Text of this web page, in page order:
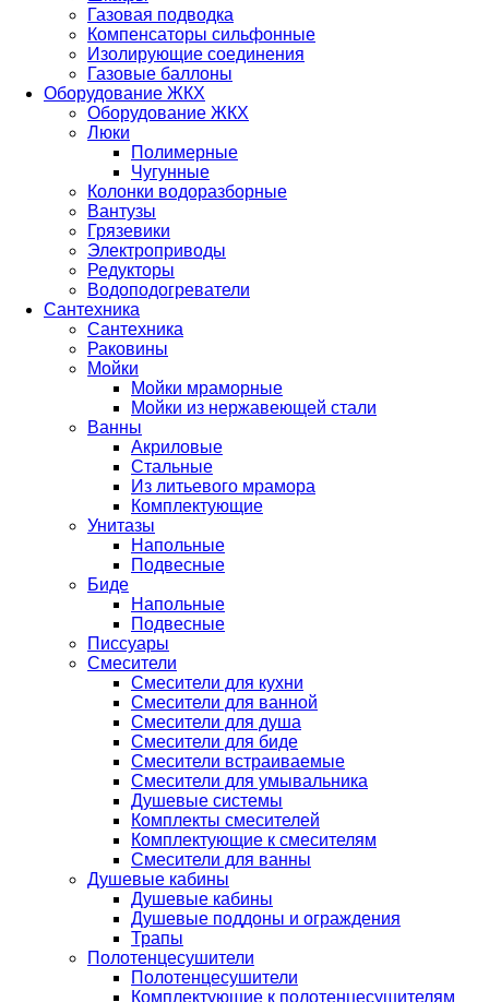
Газовая подводка
Компенсаторы сильфонные
Изолирующие соединения
Газовые баллоны
Оборудование ЖКХ
Оборудование ЖКХ
Люки
Полимерные
Чугунные
Колонки водоразборные
Вантузы
Грязевики
Электроприводы
Редукторы
Водоподогреватели
Сантехника
Сантехника
Раковины
Мойки
Мойки мраморные
Мойки из нержавеющей стали
Ванны
Акриловые
Стальные
Из литьевого мрамора
Комплектующие
Унитазы
Напольные
Подвесные
Биде
Напольные
Подвесные
Писсуары
Смесители
Смесители для кухни
Смесители для ванной
Смесители для душа
Смесители для биде
Смесители встраиваемые
Смесители для умывальника
Душевые системы
Комплекты смесителей
Комплектующие к смесителям
Смесители для ванны
Душевые кабины
Душевые кабины
Душевые поддоны и ограждения
Трапы
Полотенцесушители
Полотенцесушители
Комплектующие к полотенцесушителям